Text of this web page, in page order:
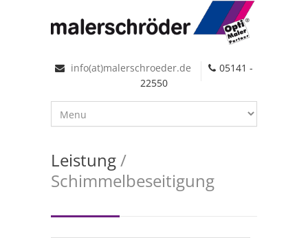
info(at)malerschroeder.de
05141 -
22550
Leistung/
Schimmelbeseitigung